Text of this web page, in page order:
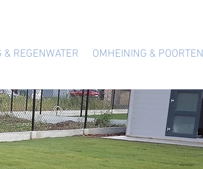
& REGENWATER OMHEINING & POORTEN